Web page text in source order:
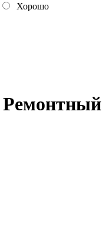
Хорошо
Ремонтный